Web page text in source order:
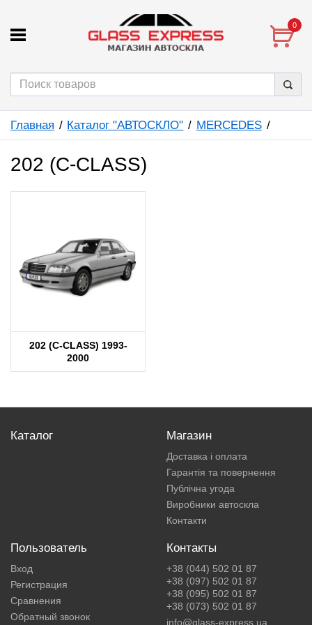
0
Главная Каталог "АВТОСКЛО" MERCEDES
202 (C-CLASS)
202 (C-CLASS) 1993-
2000
Каталог Магазин
Доставка і оплата
Гарантія та повернення
Публічна угода
Виробники автоскла
Контакти
Пользователь
Вход
Регистрация
Сравнения
Обратный звонок
Контакты
+38 (044) 502 01 87
+38 (097) 502 01 87
+38 (095) 502 01 87
+38 (073) 502 01 87
info@glass-express.ua